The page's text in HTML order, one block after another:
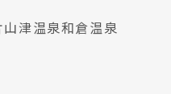
山津温泉和倉温泉